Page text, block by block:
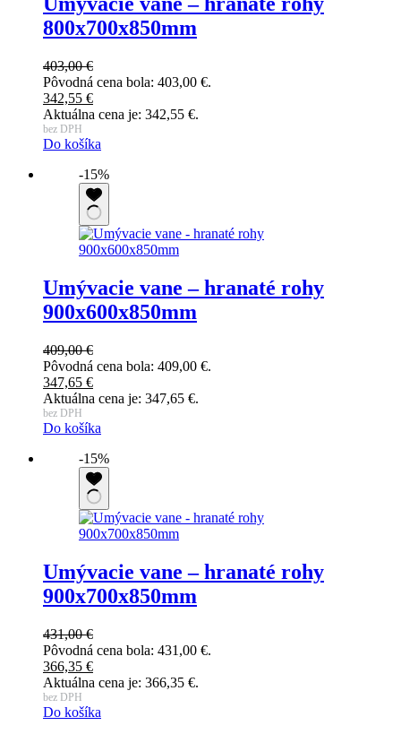
800x700x850mm
403,00€
Pôvodná cena bola: 403,00 €.
342,55 €
Aktuálna cena je: 342,55 €.
bez DPH
Do košíka
-15%
Umývacie vane – hranaté rohy
900x600x850mm
409,00€
Pôvodná cena bola: 409,00 €.
347,65 €
Aktuálna cena je: 347,65 €.
bez DPH
Do košíka
-15%
Umývacie vane – hranaté rohy
900x700x850mm
431,00€
Pôvodná cena bola: 431,00 €.
366,35 €
Aktuálna cena je: 366,35 €.
bez DPH
Do košíka